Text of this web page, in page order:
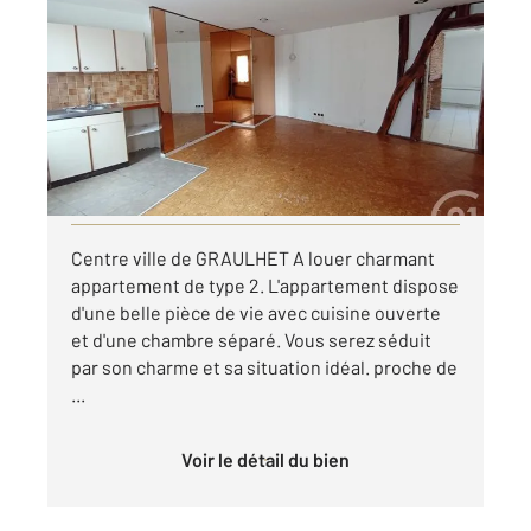
46 m
, 2 pièces
Ref : 14048
Appartement T2 à louer
420 €
par mois charges comprises
Visiter le site dédié
Centre ville de GRAULHET A louer charmant
appartement de type 2. L'appartement dispose
d'une belle pièce de vie avec cuisine ouverte
et d'une chambre séparé. Vous serez séduit
par son charme et sa situation idéal. proche de
...
Voir le détail du bien